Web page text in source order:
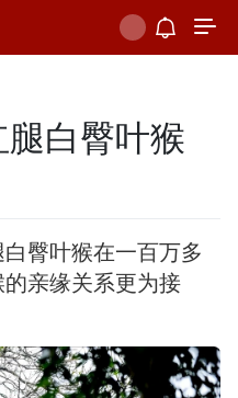
白臀叶猴
臀叶猴在一百万多
亲缘关系更为接